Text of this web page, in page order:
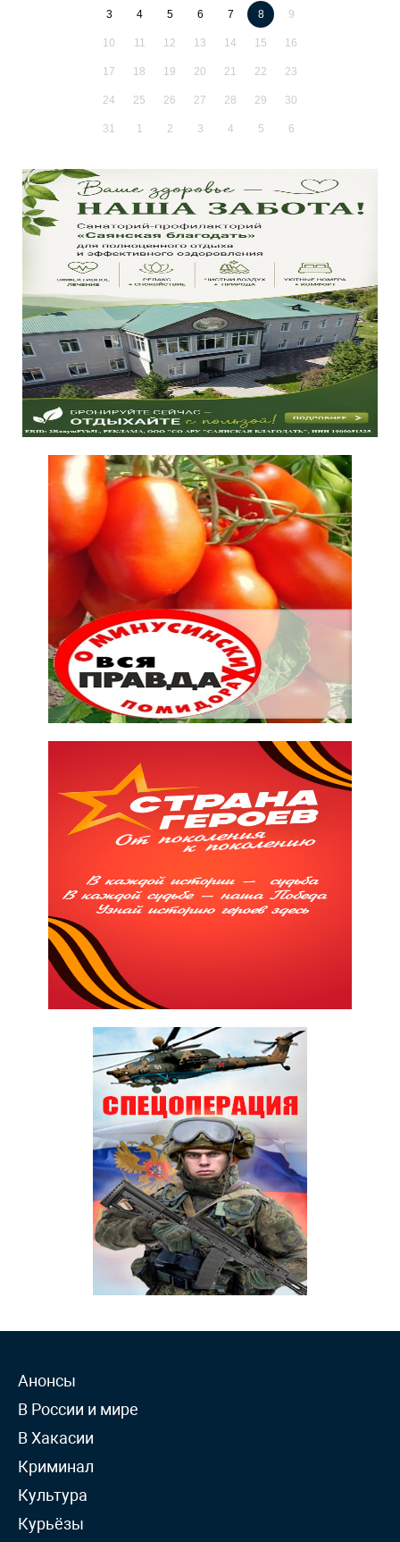
3 4 5 6 7 8 9
10 11 12 13 14 15 16
17 18 19 20 21 22 23
24 25 26 27 28 29 30
31 1 2 3 4 5 6
Анонсы
В России и мире
В Хакасии
Криминал
Культура
Курьёзы